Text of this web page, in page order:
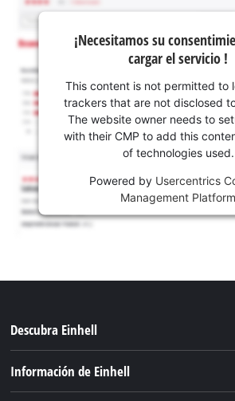
¡Necesitamos su
cargar el servicio !
This content is not permitted to
trackers that are not disclosed
The website owner needs to
with their CMP to add this
of technologies used.
Powered by Usercentrics
Management Platform
Descubra Einhell
Información de Einhell